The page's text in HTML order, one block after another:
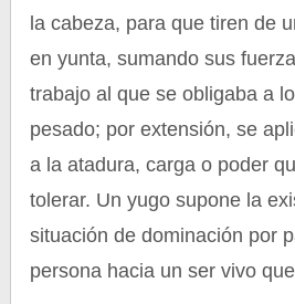
la cabeza, para que tiren de
en yunta, sumando sus
trabajo al que se obligaba a
pesado; por extensión, se
a la atadura, carga o poder
tolerar. Un yugo supone la
situación de dominación por
persona hacia un ser vivo